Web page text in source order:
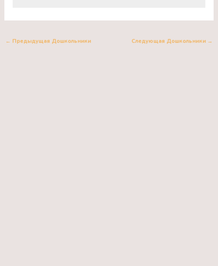
← Предыдущая Дошкольники Следующая Дошкольники →